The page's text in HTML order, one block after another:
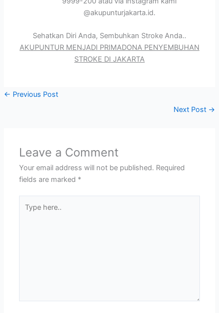
@akupunturjakarta.id.
Sehatkan Diri Anda, Sembuhkan Stroke Anda..
AKUPUNTUR MENJADI PRIMADONA PENYEMBUHAN
STROKE DI JAKARTA
← Previous Post
Next Post →
Leave a Comment
Your email address will not be published. Required
fields are marked *
here..